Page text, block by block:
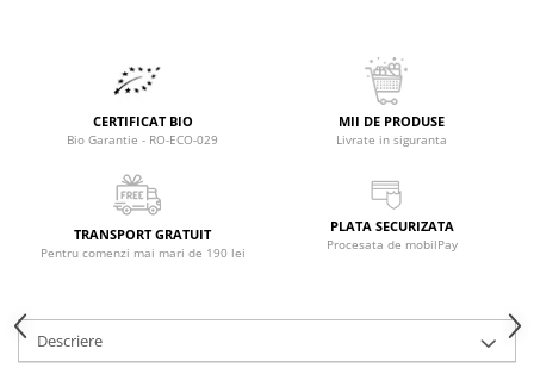
Seminte si boabe pentru germinat
Congelate
Promotii alimente
Extracte si esente
CERTIFICAT BIO
Bio Garantie - RO-ECO-029
MII DE PRODUSE
Livrate in siguranta
TRANSPORT GRATUIT
Pentru comenzi mai mari de 190 lei
PLATA SECURIZATA
Procesata de mobilPay
Descriere